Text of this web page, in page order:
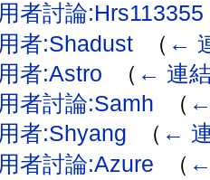
者討論:Hrs113355
者:Shadust‎ （ ←
者:Astro
（ ← 連
者討論:Samh
（
者:Shyang
（ ←
者討論:Azure
（